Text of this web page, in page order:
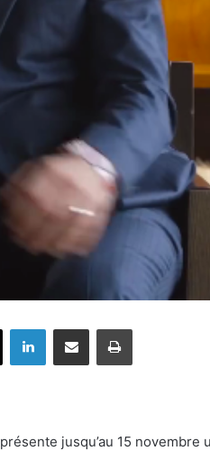
présente jusqu’au 15